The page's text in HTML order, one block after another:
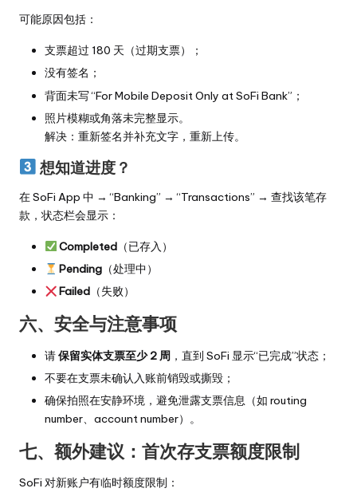
可能原因包括：
支票超过 180 天（过期支票）；
没有签名；
背面未写 “For Mobile Deposit Only at SoFi Bank”；
照片模糊或角落未完整显示。
解决：重新签名并补充文字，重新上传。
想知道进度？
在 SoFi App 中 → “Banking” → “Transactions” → 查找该笔存
款，状态栏会显示：
Completed （已存入）
Pending （处理中）
Failed （失败）
六、安全与注意事项
请保留实体支票至少 2 周 ，直到 SoFi 显示“已完成”状态；
不要在支票未确认入账前销毁或撕毁；
确保拍照在安静环境，避免泄露支票信息（如 routing
number、account number）。
七、额外建议：首次存支票额度限制
SoFi 对新账户有临时额度限制：